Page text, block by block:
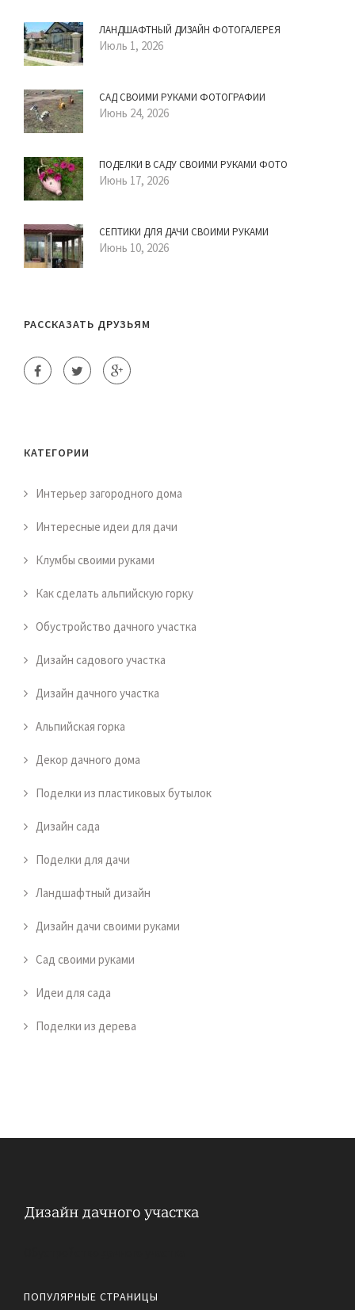
ЛАНДШАФТНЫЙ ДИЗАЙН ФОТОГАЛЕРЕЯ
Июль 1, 2026
САД СВОИМИ РУКАМИ ФОТОГРАФИИ
Июнь 24, 2026
ПОДЕЛКИ В САДУ СВОИМИ РУКАМИ ФОТО
Июнь 17, 2026
СЕПТИКИ ДЛЯ ДАЧИ СВОИМИ РУКАМИ
Июнь 10, 2026
РАССКАЗАТЬ ДРУЗЬЯМ
КАТЕГОРИИ
Интерьер загородного дома
Интересные идеи для дачи
Клумбы своими руками
Как сделать альпийскую горку
Обустройство дачного участка
Дизайн садового участка
Дизайн дачного участка
Альпийская горка
Декор дачного дома
Поделки из пластиковых бутылок
Дизайн сада
Поделки для дачи
Ландшафтный дизайн
Дизайн дачи своими руками
Сад своими руками
Идеи для сада
Поделки из дерева
ПОПУЛЯРНЫЕ СТРАНИЦЫ